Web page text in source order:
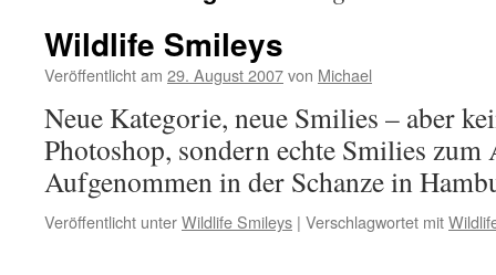
Wildlife Smileys
Veröffentlicht am 29. August 2007von Michael
Neue Kategorie, neue Smilies – aber
Photoshop, sondern echte Smilies zum
Aufgenommen in der Schanze in
Veröffentlicht unterWildlife Smileys | Verschlagwortet mit